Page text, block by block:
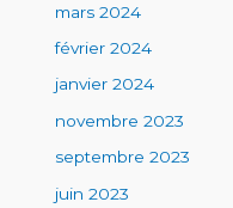
mars 2024
février 2024
janvier 2024
novembre 2023
septembre 2023
juin 2023